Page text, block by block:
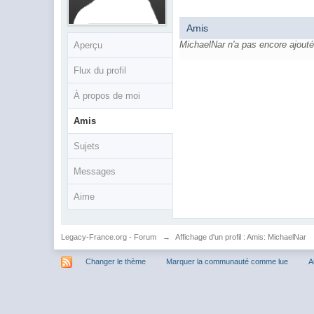
Aperçu
Flux du profil
À propos de moi
Amis
Sujets
Messages
Aime
Amis
MichaelNar n'a pas encore
Legacy-France.org - Forum → Affichage d'un profil : Amis: MichaelNar
Changer le thème Marquer la communauté comme lue